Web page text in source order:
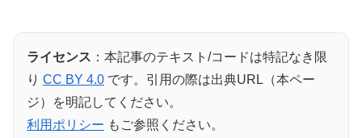
ライセンス ：本記事のテキスト/コードは特記なき限
り CC BY 4.0 です。引用の際は出典URL（本ペー
ジ）を明記してください。
利用ポリシー もご参照ください。